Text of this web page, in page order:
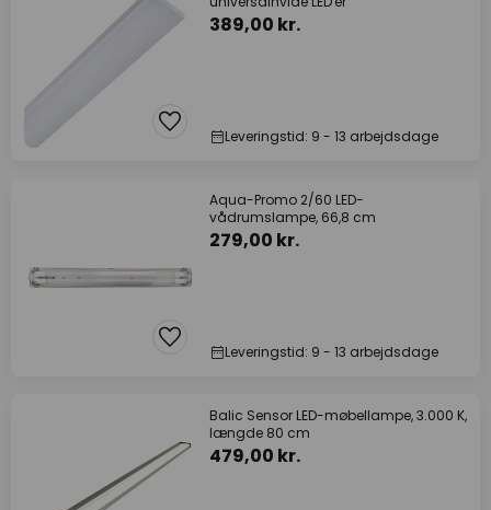
389,00 kr.
Leveringstid: 9 - 13 arbejdsdage
Aqua-Promo 2/60 LED-
vådrumslampe, 66,8 cm
279,00 kr.
Leveringstid: 9 - 13 arbejdsdage
Balic Sensor LED-møbellampe, 3.000 K,
længde 80 cm
479,00 kr.